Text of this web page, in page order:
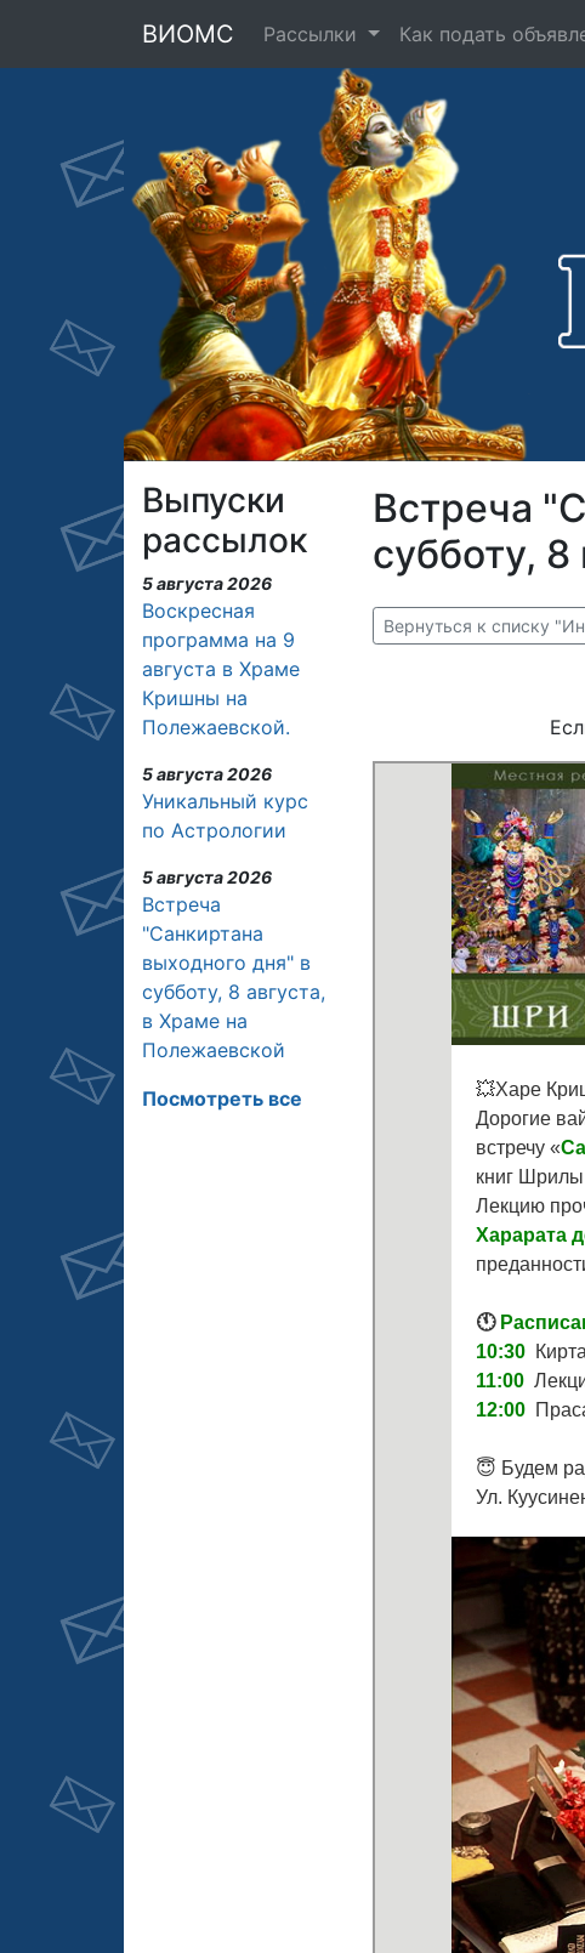
ВИОМС Рассылки Как подать
Выпуски
рассылок
5 августа 2026
Воскресная
программа на 9
августа в Храме
Кришны на
Полежаевской.
5 августа 2026
Уникальный курс
по Астрологии
5 августа 2026
Встреча
"Санкиртана
выходного дня" в
субботу, 8 августа,
в Храме на
Полежаевской
Посмотреть все
Встреча
субботу,
Вернуться к списку